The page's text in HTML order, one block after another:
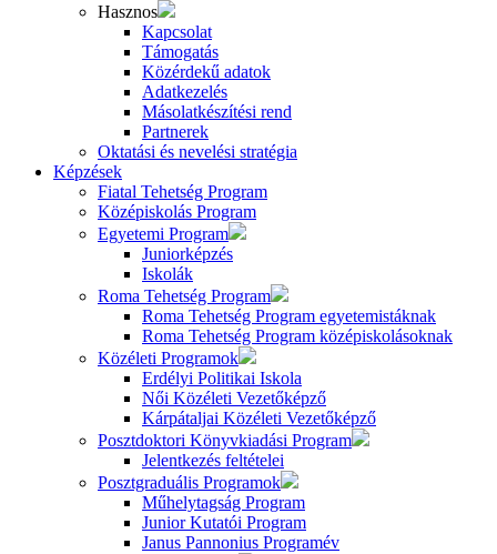
Hasznos
Kapcsolat
Támogatás
Közérdekű adatok
Adatkezelés
Másolatkészítési rend
Partnerek
Oktatási és nevelési stratégia
Képzések
Fiatal Tehetség Program
Középiskolás Program
Egyetemi Program
Juniorképzés
Iskolák
Roma Tehetség Program
Roma Tehetség Program egyetemistáknak
Roma Tehetség Program középiskolásoknak
Közéleti Programok
Erdélyi Politikai Iskola
Női Közéleti Vezetőképző
Kárpátaljai Közéleti Vezetőképző
Posztdoktori Könyvkiadási Program
Jelentkezés feltételei
Posztgraduális Programok
Műhelytagság Program
Junior Kutatói Program
Janus Pannonius Programév